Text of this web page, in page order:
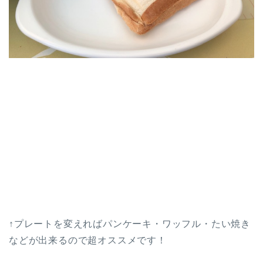
↑プレートを変えればパンケーキ・ワッフル・たい焼き
などが出来るので超オススメです！